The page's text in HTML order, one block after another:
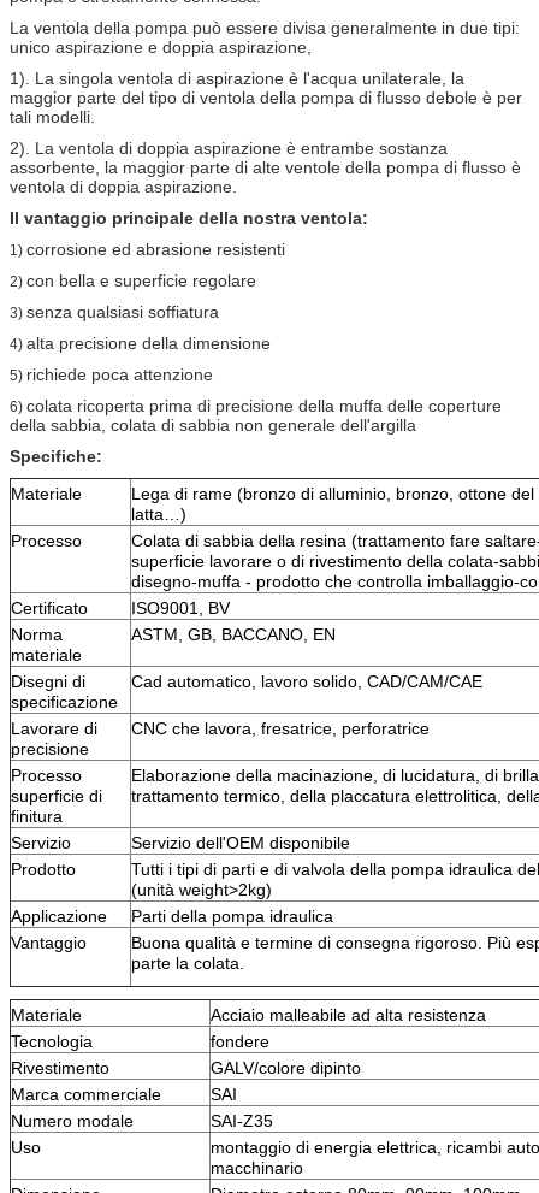
La ventola della pompa può essere divisa generalmente in due tipi:
unico aspirazione e doppia aspirazione,
1). La singola ventola di aspirazione è l'acqua unilaterale, la
maggior parte del tipo di ventola della pompa di flusso debole è per
tali modelli.
2). La ventola di doppia aspirazione è entrambe sostanza
assorbente, la maggior parte di alte ventole della pompa di flusso è
ventola di doppia aspirazione.
Il vantaggio principale della nostra ventola:
1) corrosione ed abrasione resistenti
2) con bella e superficie regolare
3) senza qualsiasi soffiatura
4) alta precisione della dimensione
5) richiede poca attenzione
6) colata ricoperta prima di precisione della muffa delle coperture
della sabbia, colata di sabbia non generale dell'argilla
Specifiche:
Materiale
Lega di rame (bronzo di alluminio, bronzo, ottone
latta…)
Processo
Colata di sabbia della resina (trattamento fare
superficie lavorare o di rivestimento della colata-
disegno-muffa - prodotto che controlla imballaggio-
Certificato
ISO9001, BV
Norma
materiale
ASTM, GB, BACCANO, EN
Disegni di
specificazione
Cad automatico, lavoro solido, CAD/CAM/CAE
Lavorare di
precisione
CNC che lavora, fresatrice, perforatrice
Processo
superficie di
finitura
Elaborazione della macinazione, di lucidatura, di
trattamento termico, della placcatura elettrolitica,
Servizio
Servizio dell'OEM disponibile
Prodotto
Tutti i tipi di parti e di valvola della pompa idraulica
(unità weight>2kg)
Applicazione
Parti della pompa idraulica
Vantaggio
Buona qualità e termine di consegna rigoroso. Più
parte la colata.
Materiale
Acciaio malleabile ad alta resistenza
Tecnologia
fondere
Rivestimento
GALV/colore dipinto
Marca commerciale
SAI
Numero modale
SAI-Z35
Uso
montaggio di energia elettrica, ricambi
macchinario